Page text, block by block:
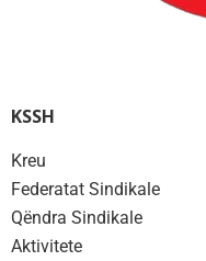
KSSH
Kreu
Federatat Sindikale
Qëndra Sindikale
Aktivitete